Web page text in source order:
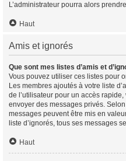
L’administrateur pourra alors
Haut
Amis et ignorés
Que sont mes listes d’amis et
Vous pouvez utiliser ces listes pour
Les membres ajoutés à votre liste
de l’utilisateur pour un accès
envoyer des messages privés.
messages peuvent être mis en
liste d’ignorés, tous ses messages
Haut